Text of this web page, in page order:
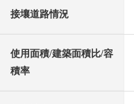
接壤道路情況
使用面積/建築面積比/容
積率